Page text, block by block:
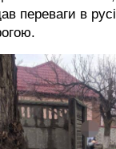
переваги в